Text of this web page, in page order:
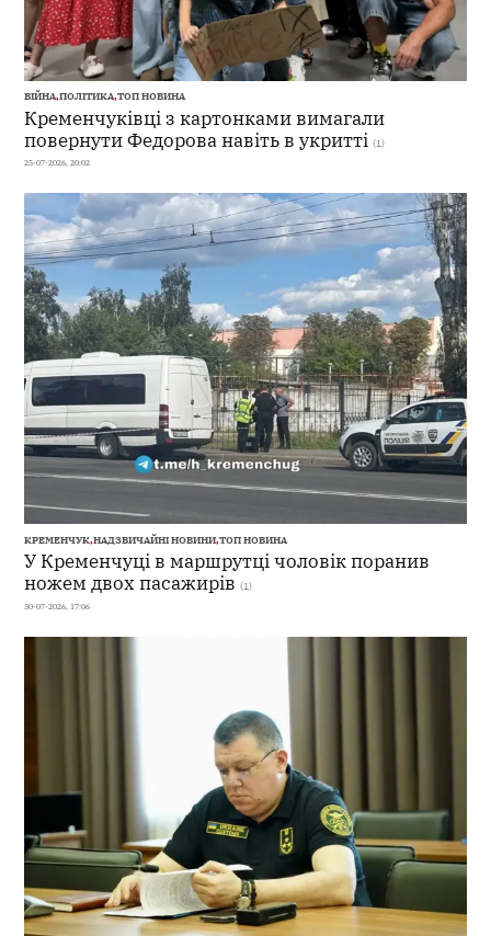
ВІЙНА,ПОЛІТИКА,ТОП НОВИНА
Кременчуківці з картонками вимагали
повернути Федорова навіть в укритті (1)
25-07-2026, 20:02
КРЕМЕНЧУК,НАДЗВИЧАЙНІ НОВИНИ,ТОП НОВИНА
У Кременчуці в маршрутці чоловік поранив
ножем двох пасажирів (1)
30-07-2026, 17:06